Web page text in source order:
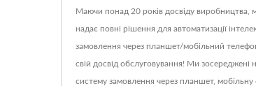
Маючи понад 20 років досвіду виробництва,
надає повні рішення для автоматизації
замовлення через планшет/мобільний
свій досвід обслуговування! Ми зосереджені
систему замовлення через планшет,